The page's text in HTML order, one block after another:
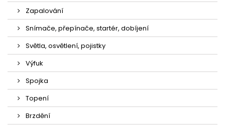
Zapalování
Snímače, přepínače, startér, dobíjení
Světla, osvětlení, pojistky
Výfuk
Spojka
Topení
Brzdění